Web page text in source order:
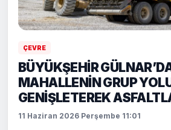
ÇEVRE
BÜYÜKŞEHİR
MAHALLENİN GRUP
GENİŞLETEREK
11 Haziran 2026 Perşembe 11:01